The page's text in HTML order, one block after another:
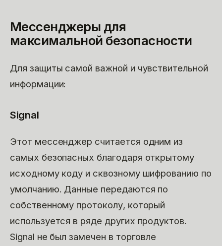
Мессенджеры для
максимальной безопасности
Для защиты самой важной и чувствительной
информации:
Signal
Этот мессенджер считается одним из
самых безопасных благодаря открытому
исходному коду и сквозному шифрованию по
умолчанию. Данные передаются по
собственному протоколу, который
используется в ряде других продуктов.
Signal не был замечен в торговле